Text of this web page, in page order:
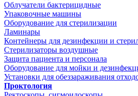
Облучатели бактерицидные
Упаковочные машины
Оборудование для стерилизации
Ламинары
Контейнеры для дезинфекции и
Стерилизаторы воздушные
Защита пациента и персонала
Оборудование для мойки и
Установки для обеззараживания
Проктология